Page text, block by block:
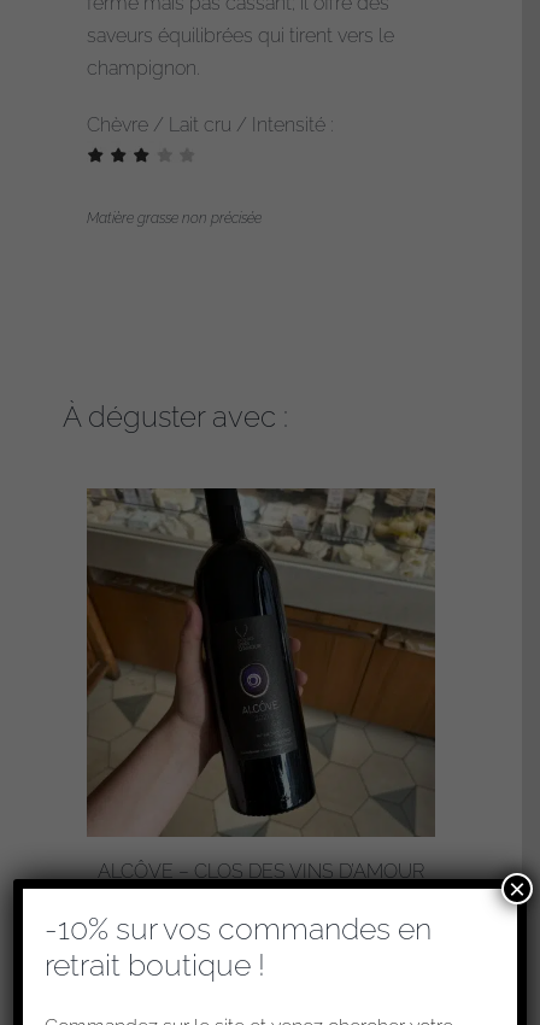
saveurs équilibrées qui tirent vers le
champignon.
Chèvre / Lait cru / Intensité :
Matière grasse non précisée
À déguster avec :
ALCÔVE – CLOS DES VINS D’AMOUR
Ajouter au panier
-10% sur vos commandes en
retrait boutique !
×